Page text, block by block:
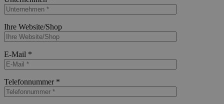
Ihre Website/Shop
E-Mail *
Telefonnummer *